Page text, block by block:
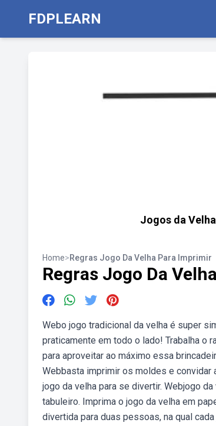
FDPLEARN
Jogos da
Home>Regras Jogo Da Velha Para Imprimir
Regras Jogo Da
Webo jogo tradicional da velha é super
praticamente em todo o lado! Trabalha o
para aproveitar ao máximo essa
Webbasta imprimir os moldes e convidar
jogo da velha para se divertir. Webjogo
tabuleiro. Imprima o jogo da velha em
divertida para duas pessoas, na qual